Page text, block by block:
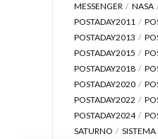
MESSENGER
NASA
POSTADAY2011
POSTADAY2013
POSTADAY2015
POSTADAY2018
POSTADAY2020
POSTADAY2022
POSTADAY2024
SATURNO
SISTEMA